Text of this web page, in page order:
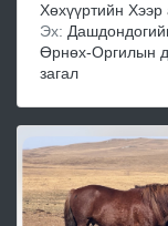
Хөхүүртийн Хээр
Эх:
Өрнөх-Оргилын
загал